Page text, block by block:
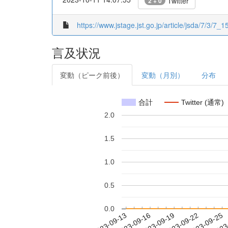
https://www.jstage.jst.go.jp/article/jsda/7/3/
言及状況
変動（ピーク前後） 変動（月別） 分布
合計 Twitter (通常)
0.0
0.5
1.0
1.5
2.0